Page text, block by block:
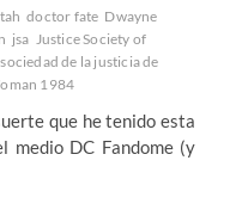
doctor fate Dwayne
jsa Justice Society of
sociedad de la justicia de
1984
que he tenido esta
medio DC Fandome (y